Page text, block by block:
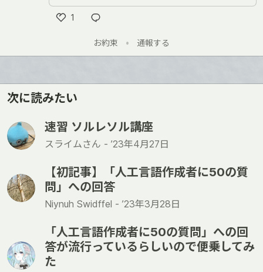
1
ね
お約束 • 通報する
次に読みたい
速習 ソルレソル講座
スライムさん - ’23年4月27日
【初記事】「人工言語作成者に50の質
問」への回答
Niynuh Swidffel - ’23年3月28日
「人工言語作成者に50の質問」への回
答が流行っているらしいので便乗してみ
た